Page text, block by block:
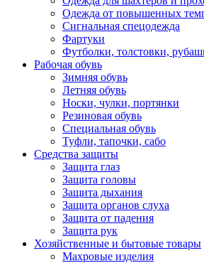
Одежда от повышенных
Сигнальная спецодежда
Фартуки
Футболки, толстовки,
Рабочая обувь
Зимняя обувь
Летняя обувь
Носки, чулки, портянки
Резиновая обувь
Специальная обувь
Туфли, тапочки, сабо
Средства защиты
Защита глаз
Защита головы
Защита дыхания
Защита органов слуха
Защита от падения
Защита рук
Хозяйственные и бытовые товары
Махровые изделия